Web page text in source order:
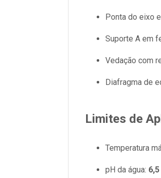
Ponta do eixo
Suporte A em
Vedação com
Diafragma de
Limites de
Temperatura
pH da água: